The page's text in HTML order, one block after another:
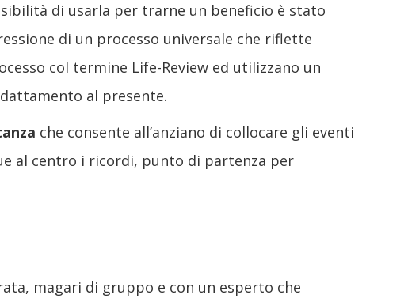
di usarla per trarne un beneficio è stato
di un processo universale che riflette
col termine Life-Review ed utilizzano un
al presente.
che consente all’anziano di collocare gli eventi
al centro i ricordi, punto di partenza per
magari di gruppo e con un esperto che